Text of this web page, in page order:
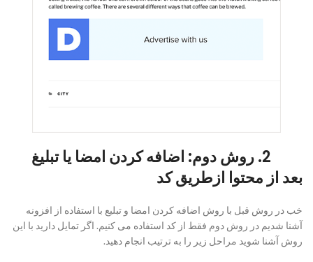
2. روش دوم: اضافه کردن امضا یا تبلیغ
بعد از محتوا ازطریق کد
خب در روش قبل با روش اضافه کردن امضا و تبلیع با استفاده از افزونه
آشنا شدیم در روش دوم فقط از کد استفاده می کنیم. اگر تمایل دارید با این
روش آشنا شوید مراحل زیر را به ترتیب انجام دهید.